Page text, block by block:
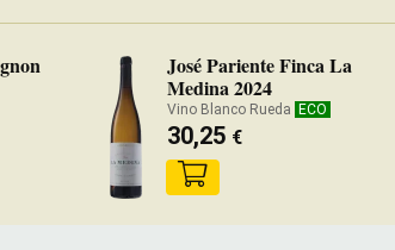
José Pariente Finca La
Medina 2024
Vino Blanco Rueda ECO
30,25 €